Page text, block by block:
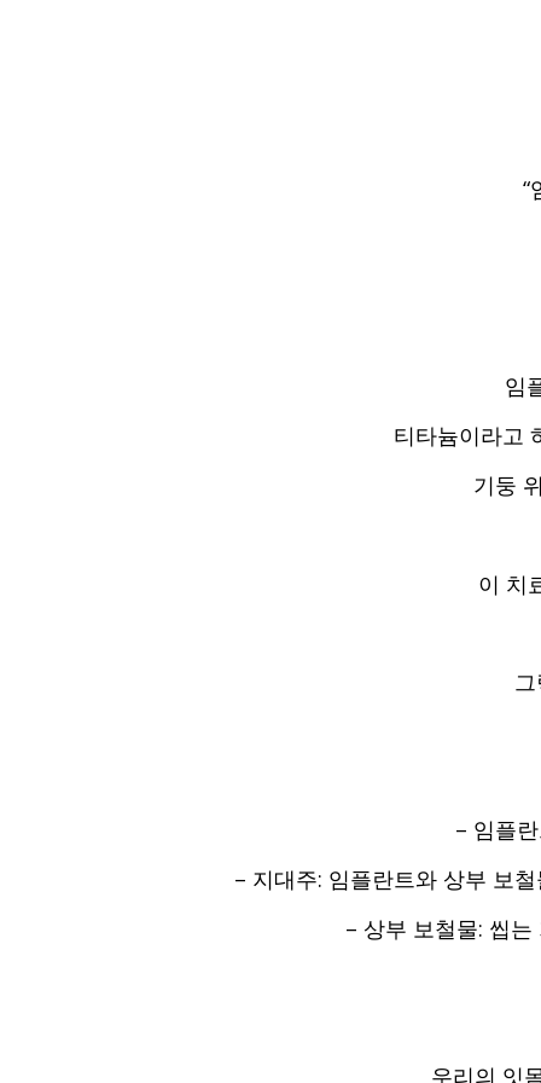
“
임
티타늄이라고
기둥
이 치
– 임플
– 지대주: 임플란트와 상부 보
– 상부 보철물: 씹는
우리의 잇